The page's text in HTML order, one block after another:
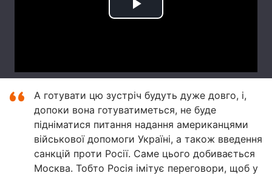
А готувати цю зустріч будуть дуже довго, і,
допоки вона готуватиметься, не буде
підніматися питання надання американцями
військової допомоги Україні, а також введення
санкцій проти Росії. Саме цього добивається
Москва. Тобто Росія імітує переговори, щоб у